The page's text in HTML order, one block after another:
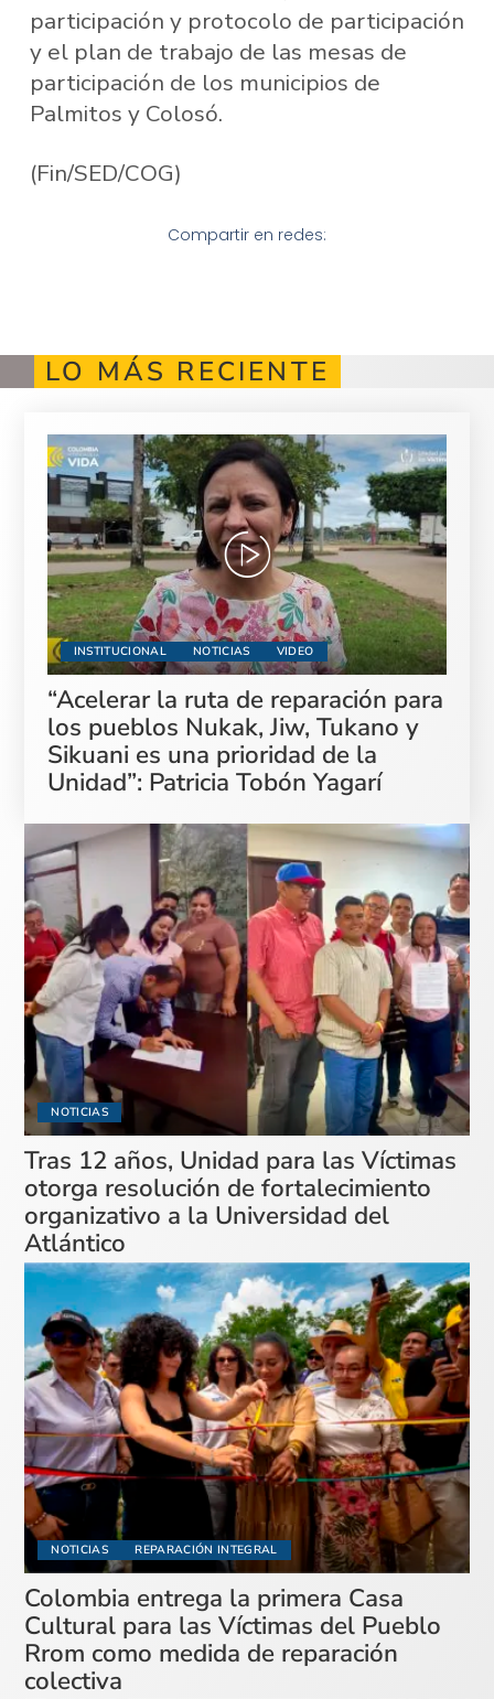
participación y protocolo de participación
y el plan de trabajo de las mesas de
participación de los municipios de
Palmitos y Colosó.
(Fin/SED/COG)
Compartir en redes:
LO MÁS RECIENTE
INSTITUCIONAL NOTICIAS VIDEO
“Acelerar la ruta de reparación para
los pueblos Nukak, Jiw, Tukano y
Sikuani es una prioridad de la
Unidad”: Patricia Tobón Yagarí
NOTICIAS
Tras 12 años, Unidad para las Víctimas
otorga resolución de fortalecimiento
organizativo a la Universidad del
Atlántico
NOTICIAS REPARACIÓN INTEGRAL
Colombia entrega la primera Casa
Cultural para las Víctimas del Pueblo
Rrom como medida de reparación
colectiva